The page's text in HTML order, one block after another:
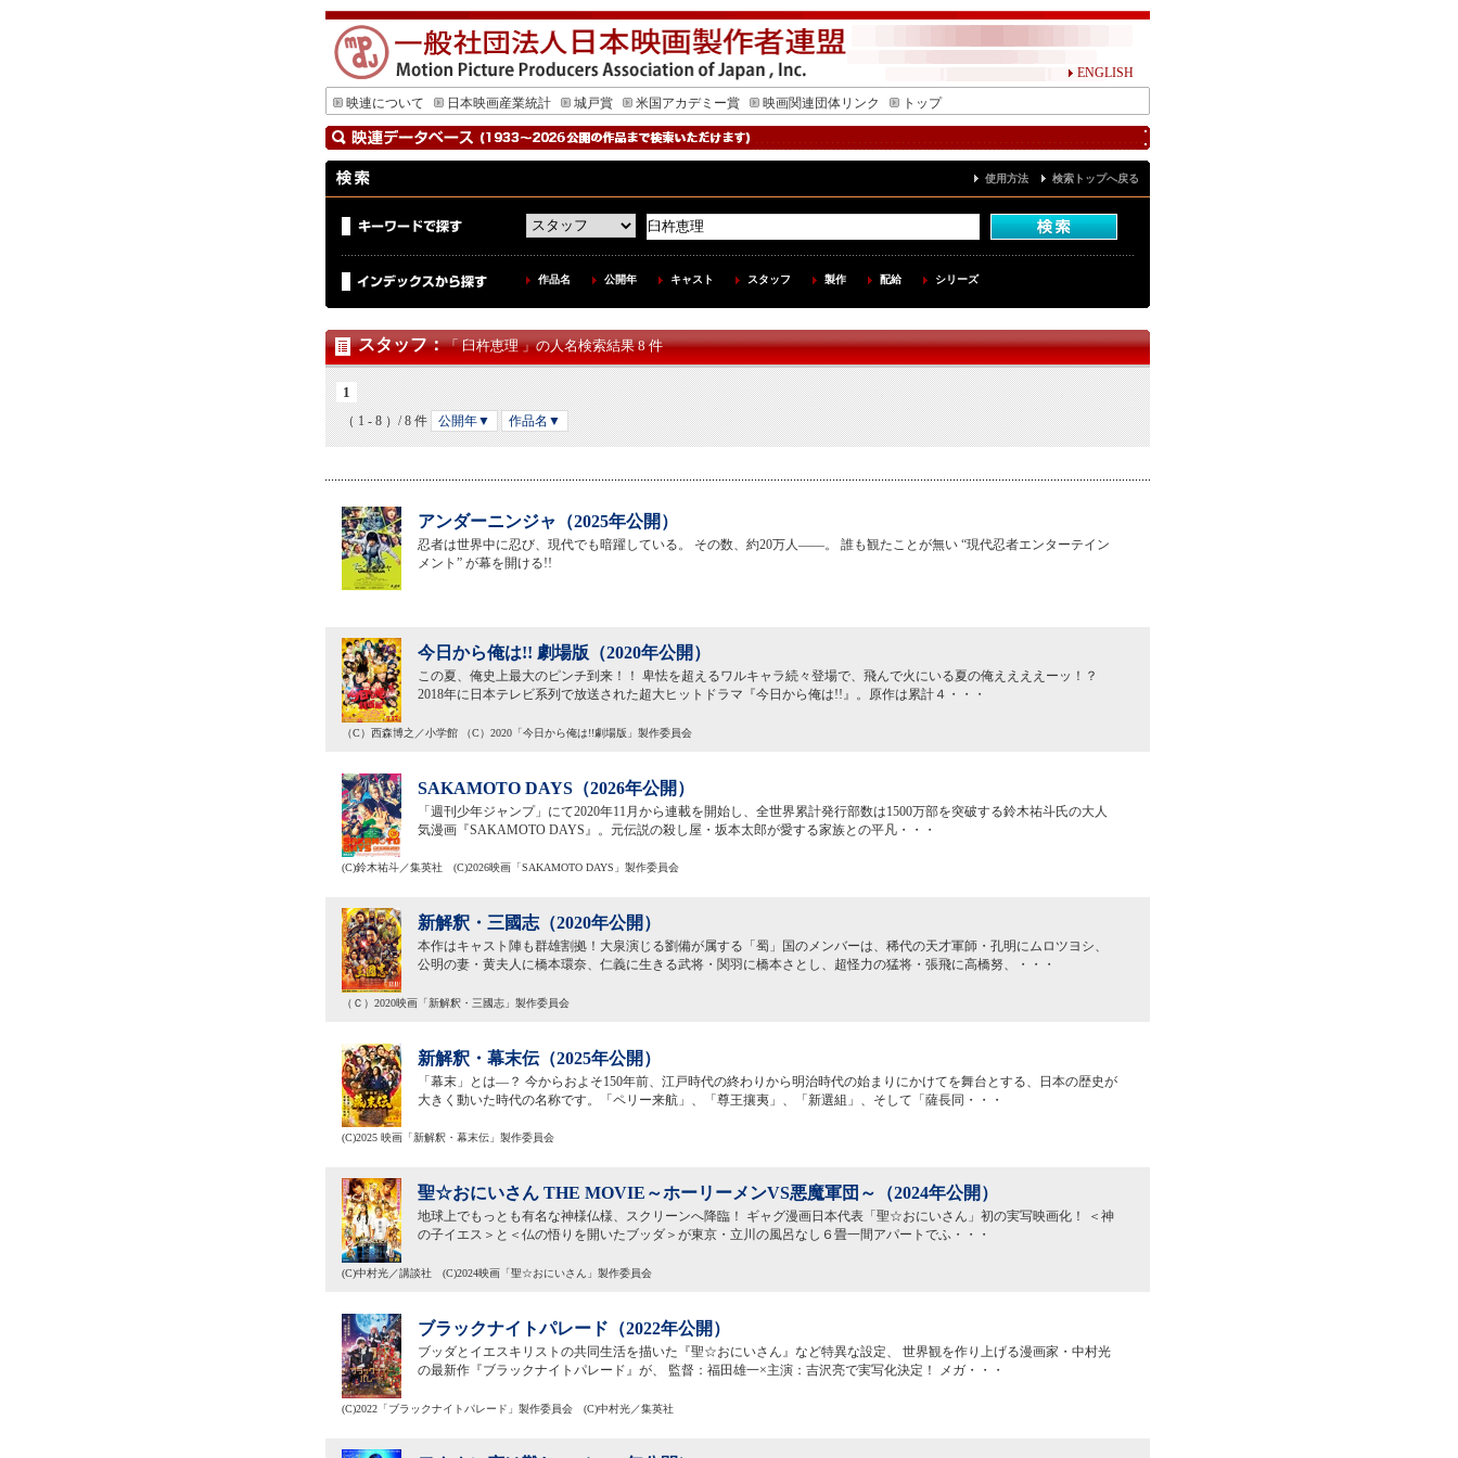
ENGLISH
映連について
日本映画産業統計 城戸賞 米国アカデミー賞 映画関連団体リンク トップ
使用方法 検索トップへ戻る
作品名 公開年 キャスト スタッフ 製作 配給 シリーズ
スタッフ：「 臼杵恵理 」の人名検索結果 8 件
1
（ 1 - 8 ）/ 8 件 公開年▼ 作品名▼
アンダーニンジャ（2025年公開）
忍者は世界中に忍び、現代でも暗躍している。 その数、約20万人――。 誰も観たことが無い “現代忍者エンターテイン
メント” が幕を開ける!!
今日から俺は!! 劇場版（2020年公開）
この夏、俺史上最大のピンチ到来！！ 卑怯を超えるワルキャラ続々登場で、飛んで火にいる夏の俺ええええーッ！？
2018年に日本テレビ系列で放送された超大ヒットドラマ『今日から俺は!!』。原作は累計４・・・
（C）西森博之／小学館 （C）2020「今日から俺は!!劇場版」製作委員会
SAKAMOTO DAYS（2026年公開）
「週刊少年ジャンプ」にて2020年11月から連載を開始し、全世界累計発行部数は1500万部を突破する鈴木祐斗氏の大人
気漫画『SAKAMOTO DAYS』。元伝説の殺し屋・坂本太郎が愛する家族との平凡・・・
(C)鈴木祐斗／集英社 (C)2026映画「SAKAMOTO DAYS」製作委員会
新解釈・三國志（2020年公開）
本作はキャスト陣も群雄割拠！大泉演じる劉備が属する「蜀」国のメンバーは、稀代の天才軍師・孔明にムロツヨシ、
公明の妻・黄夫人に橋本環奈、仁義に生きる武将・関羽に橋本さとし、超怪力の猛将・張飛に高橋努、・・・
（Ｃ）2020映画「新解釈・三國志」製作委員会
新解釈・幕末伝（2025年公開）
「幕末」とは―？ 今からおよそ150年前、江戸時代の終わりから明治時代の始まりにかけてを舞台とする、日本の歴史が
大きく動いた時代の名称です。「ペリー来航」、「尊王攘夷」、「新選組」、そして「薩長同・・・
(C)2025 映画「新解釈・幕末伝」製作委員会
聖☆おにいさん THE MOVIE～ホーリーメンVS悪魔軍団～（2024年公開）
地球上でもっとも有名な神様仏様、スクリーンへ降臨！ ギャグ漫画日本代表「聖☆おにいさん」初の実写映画化！ ＜神
の子イエス＞と＜仏の悟りを開いたブッダ＞が東京・立川の風呂なし６畳一間アパートでふ・・・
(C)中村光／講談社 (C)2024映画「聖☆おにいさん」製作委員会
ブラックナイトパレード（2022年公開）
ブッダとイエスキリストの共同生活を描いた『聖☆おにいさん』など特異な設定、 世界観を作り上げる漫画家・中村光
の最新作『ブラックナイトパレード』が、 監督：福田雄一×主演：吉沢亮で実写化決定！ メガ・・・
(C)2022「ブラックナイトパレード」製作委員会 (C)中村光／集英社